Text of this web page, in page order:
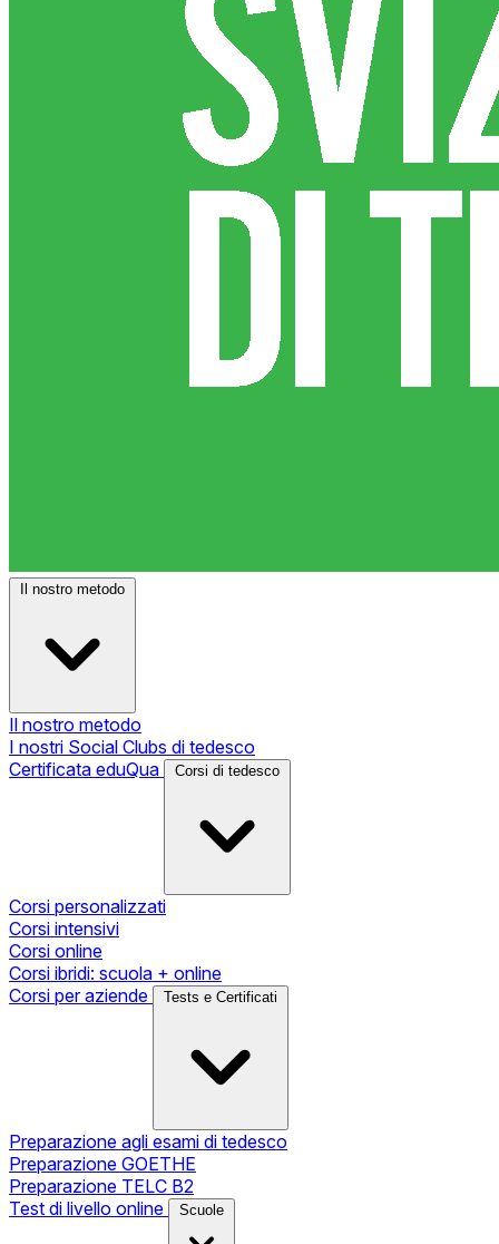
Il nostro metodo
Il nostro metodo
I nostri Social Clubs di tedesco
Certificata eduQua
Corsi di tedesco
Corsi personalizzati
Corsi intensivi
Corsi online
Corsi ibridi: scuola + online
Corsi per aziende
Tests e Certificati
Preparazione agli esami di tedesco
Preparazione GOETHE
Preparazione TELC B2
Test di livello online
Scuole